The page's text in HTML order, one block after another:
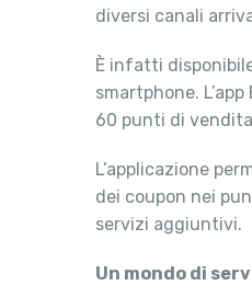
diversi canali
È infatti
smartphone.
60 punti di
L’applicazione
dei coupon nei
servizi aggiuntivi.
Un mondo di